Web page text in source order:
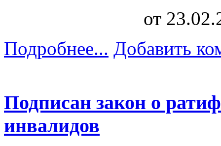
от
Подробнее... Добавить
Подписан закон о
инвалидов